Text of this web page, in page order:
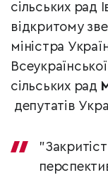
сільських рад
відкритому
міністра
сільських рад
депутатів